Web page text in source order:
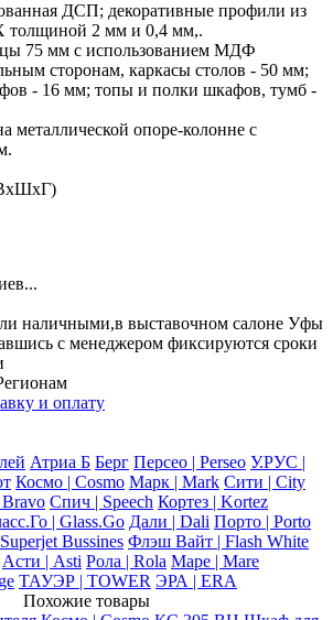
ДСП; декоративные профили из
2 мм и 0,4 мм,.
75 мм с использованием МДФ
сторонам, каркасы столов - 50 мм;
- 16 мм; топы и полки шкафов, тумб -
металлической опоре-колонне с
наличными,в выставочном салоне Уфы
с менеджером фиксируются сроки
и оплату
Атриа Б Берг Персео | Perseo У.РУС |
Космо | Cosmo Марк | Mark Сити | City
Спич | Speech Кортез | Kortez
| Glass.Go Дали | Dali Порто | Porto
Bussines Флэш Вайт | Flash White
Асти | Asti Рола | Rola Маре | Mare
ТАУЭР | TOWER ЭРА | ERA
Похожие товары